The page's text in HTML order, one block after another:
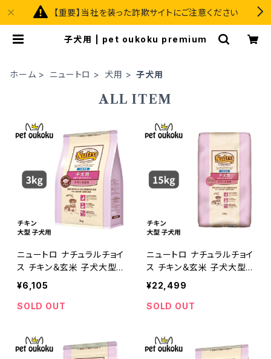
【重要】当社を装った詐欺サイトにご注意ください
子犬用 | pet oukoku premium
ホーム ニュートロ 犬用 子犬用
ALL ITEM
ニュートロ ナチュラルチョイ
ス チキン＆玄米 子犬大型
犬 3kg 4562358783685
¥6,105
SOLD OUT
ニュートロ ナチュラルチョイ
ス チキン＆玄米 子犬大型
犬 15kg 0079105100779
¥22,499
SOLD OUT